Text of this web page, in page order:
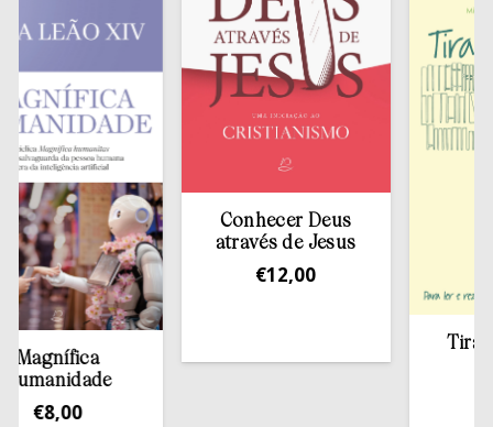
8,00
Conhecer Deus
através de Jesus
12,00
Tirar a